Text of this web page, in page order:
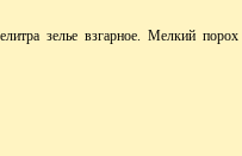
зелье взгарное. Мелкий порох